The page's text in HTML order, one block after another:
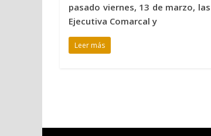
pasado viernes, 13 de marzo,
Ejecutiva Comarcal y
Leer más